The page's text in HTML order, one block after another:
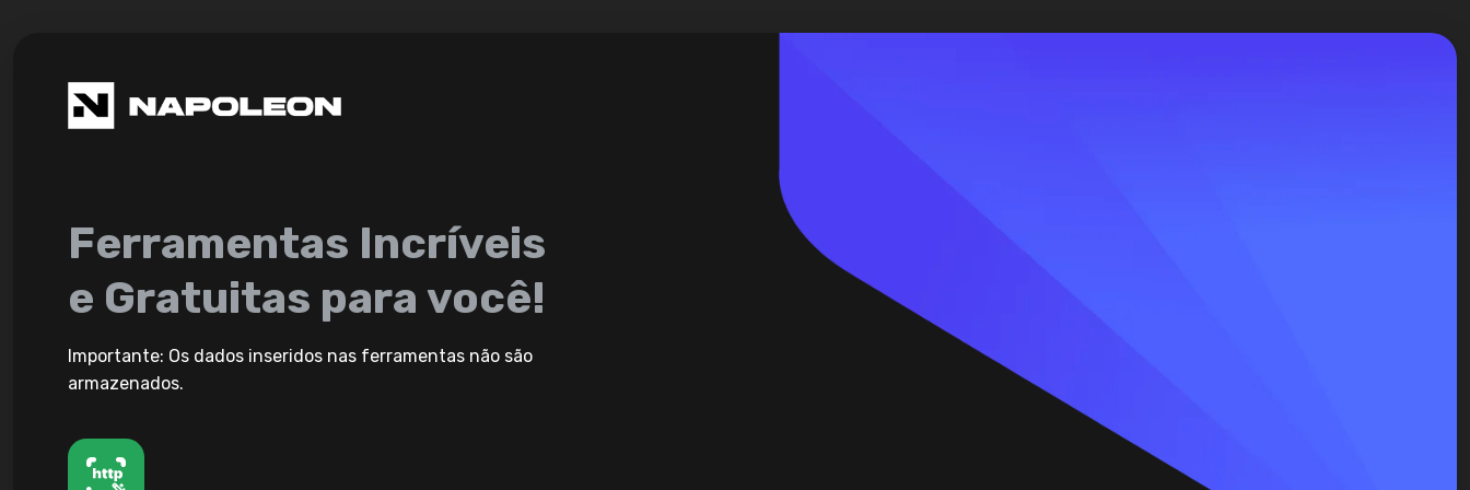
Ferramentas Incríveis
e Gratuitas para você!
Importante: Os dados inseridos nas ferramentas não são
armazenados.